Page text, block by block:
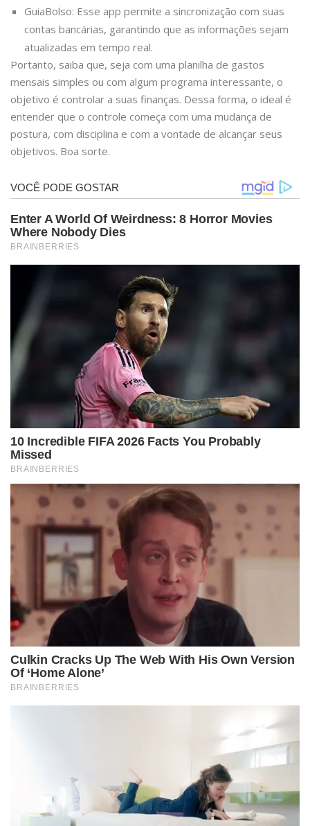
GuiaBolso: Esse app permite a sincronização com suas
contas bancárias, garantindo que as informações sejam
atualizadas em tempo real.
Portanto, saiba que, seja com uma planilha de gastos
mensais simples ou com algum programa interessante, o
objetivo é controlar a suas finanças. Dessa forma, o ideal é
entender que o controle começa com uma mudança de
postura, com disciplina e com a vontade de alcançar seus
objetivos. Boa sorte.